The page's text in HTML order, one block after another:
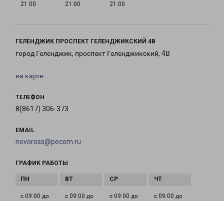
21:00
21:00
21:00
ГЕЛЕНДЖИК ПРОСПЕКТ ГЕЛЕНДЖИКСКИЙ 4В
город Геленджик, проспект Геленджикский, 4В
на карте
ТЕЛЕФОН
8(8617) 306-373
EMAIL
novoross@pecom.ru
ГРАФИК РАБОТЫ
с 09:00 до
с 09:00 до
с 09:00 до
с 09:00 до